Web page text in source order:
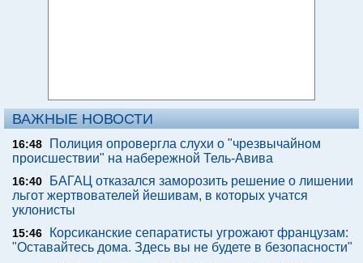
ВАЖНЫЕ НОВОСТИ
16:48
Полиция опровергла слухи о "чрезвычайном
происшествии" на набережной Тель-Авива
16:40
БАГАЦ отказался заморозить решение о лишении
льгот жертвователей йешивам, в которых учатся
уклонисты
15:46
Корсиканские сепаратисты угрожают французам:
"Оставайтесь дома. Здесь вы не будете в безопасности"